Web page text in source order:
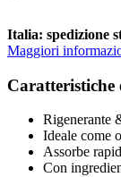
Italia: spedizione
Maggiori
Caratteristiche
Rigenerante
Ideale come
Assorbe
Con